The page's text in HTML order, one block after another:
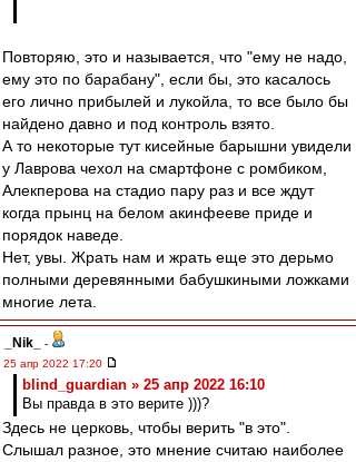
Повторяю, это и называется, что "ему не надо,
ему это по барабану", если бы, это касалось
его лично прибылей и лукойла, то все было бы
найдено давно и под контроль взято.
А то некоторые тут кисейные барышни увидели
у Лаврова чехол на смартфоне с ромбиком,
Алекперова на стадио пару раз и все ждут
когда прынц на белом акинфееве приде и
порядок наведе.
Нет, увы. Жрать нам и жрать еще это дерьмо
полными деревянными бабушкиными ложками
многие лета.
_Nik_
-
25 апр 2022 17:20
blind_guardian » 25 апр 2022 16:10
Вы правда в это верите )))?
Здесь не церковь, чтобы верить "в это".
Слышал разное, это мнение считаю наиболее